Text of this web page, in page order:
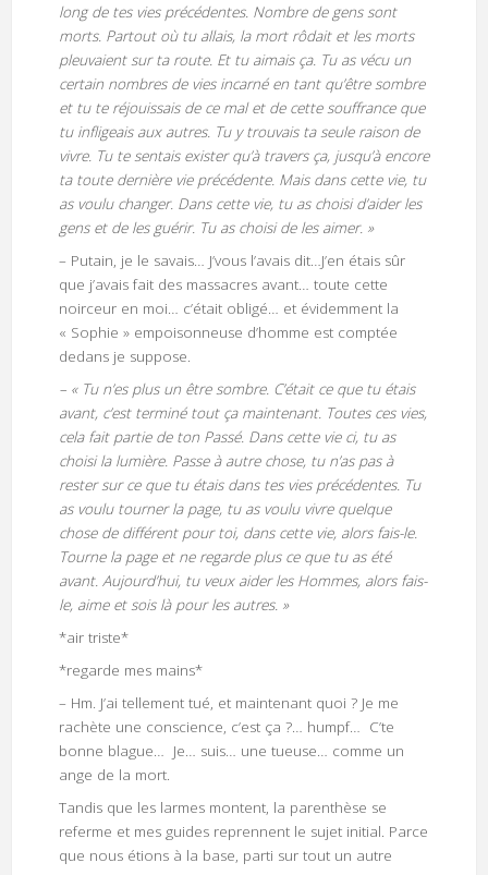
long de tes vies précédentes. Nombre de gens sont
morts. Partout où tu allais, la mort rôdait et les morts
pleuvaient sur ta route. Et tu aimais ça. Tu as vécu un
certain nombres de vies incarné en tant qu’être sombre
et tu te réjouissais de ce mal et de cette souffrance que
tu infligeais aux autres. Tu y trouvais ta seule raison de
vivre. Tu te sentais exister qu’à travers ça, jusqu’à encore
ta toute dernière vie précédente. Mais dans cette vie, tu
as voulu changer. Dans cette vie, tu as choisi d’aider les
gens et de les guérir. Tu as choisi de les aimer. »
– Putain, je le savais… J’vous l’avais dit…J’en étais sûr
que j’avais fait des massacres avant… toute cette
noirceur en moi… c’était obligé… et évidemment la
« Sophie » empoisonneuse d’homme est comptée
dedans je suppose.
– « Tu n’es plus un être sombre. C’était ce que tu étais
avant, c’est terminé tout ça maintenant. Toutes ces vies,
cela fait partie de ton Passé. Dans cette vie ci, tu as
choisi la lumière. Passe à autre chose, tu n’as pas à
rester sur ce que tu étais dans tes vies précédentes. Tu
as voulu tourner la page, tu as voulu vivre quelque
chose de différent pour toi, dans cette vie, alors fais-le.
Tourne la page et ne regarde plus ce que tu as été
avant. Aujourd’hui, tu veux aider les Hommes, alors fais-
le, aime et sois là pour les autres. »
*air triste*
*regarde mes mains*
– Hm. J’ai tellement tué, et maintenant quoi ? Je me
rachète une conscience, c’est ça ?… humpf… C’te
bonne blague… Je… suis… une tueuse… comme un
ange de la mort.
Tandis que les larmes montent, la parenthèse se
referme et mes guides reprennent le sujet initial. Parce
que nous étions à la base, parti sur tout un autre